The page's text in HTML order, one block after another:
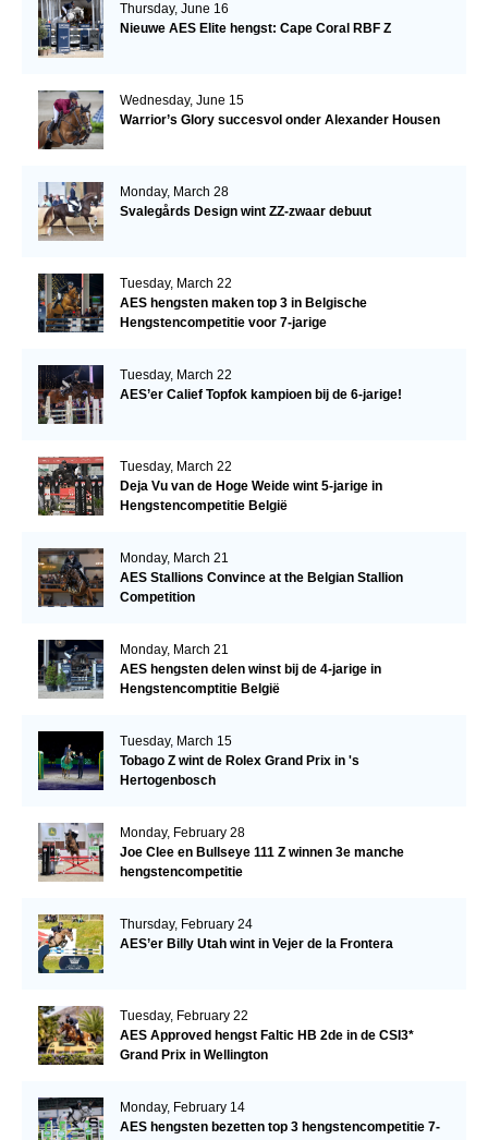
Thursday, June 16
Nieuwe AES Elite hengst: Cape Coral RBF Z
Wednesday, June 15
Warrior’s Glory succesvol onder Alexander Housen
Monday, March 28
Svalegårds Design wint ZZ-zwaar debuut
Tuesday, March 22
AES hengsten maken top 3 in Belgische
Hengstencompetitie voor 7-jarige
Tuesday, March 22
AES’er Calief Topfok kampioen bij de 6-jarige!
Tuesday, March 22
Deja Vu van de Hoge Weide wint 5-jarige in
Hengstencompetitie België
Monday, March 21
AES Stallions Convince at the Belgian Stallion
Competition
Monday, March 21
AES hengsten delen winst bij de 4-jarige in
Hengstencomptitie België
Tuesday, March 15
Tobago Z wint de Rolex Grand Prix in 's
Hertogenbosch
Monday, February 28
Joe Clee en Bullseye 111 Z winnen 3e manche
hengstencompetitie
Thursday, February 24
AES’er Billy Utah wint in Vejer de la Frontera
Tuesday, February 22
AES Approved hengst Faltic HB 2de in de CSI3*
Grand Prix in Wellington
Monday, February 14
AES hengsten bezetten top 3 hengstencompetitie 7-